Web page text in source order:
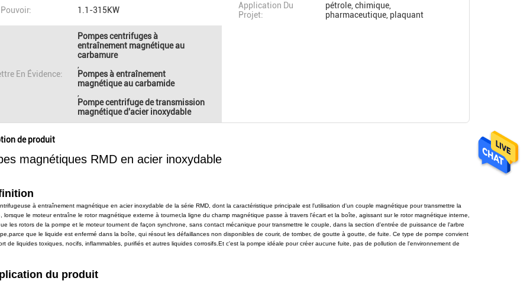
1.1-315KW
Application Du
Projet:
pétrole, chimique,
pharmaceutique, plaquant
En Évidence:
Pompes centrifuges à
entraînement magnétique au
carbamure
Pompes à entraînement
magnétique au carbamide
Pompe centrifuge de transmission
magnétique d'acier inoxydable
de produit
magnétiques RMD en acier inoxydable
à entraînement magnétique en acier inoxydable de la série RMD, dont la caractéristique principale est l'utilisation d'un couple magnétique pour transmettre la
lorsque le moteur entraîne le rotor magnétique externe à tourner,la ligne du champ magnétique passe à travers l'écart et la boîte, agissant sur le rotor magnétique interne,
les rotors de la pompe et le moteur tournent de façon synchrone, sans contact mécanique pour transmettre le couple, dans la section d'entrée de puissance de l'arbre
que le liquide est enfermé dans la boîte, qui résout les défaillances non disponibles de courir, de tomber, de goutte à goutte, de fuite. Ce type de pompe convient
de liquides toxiques, nocifs, inflammables, purifiés et autres liquides corrosifs.Et c'est la pompe idéale pour créer aucune fuite, pas de pollution de l'environnement de
du produit